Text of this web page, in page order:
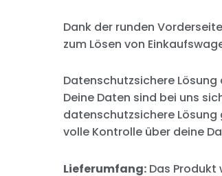
Dank der runden
zum Lösen von
Datenschutzsichere
Deine Daten sind bei uns
datenschutzsichere Lösung
volle Kontrolle über deine
Lieferumfang: Das Produkt